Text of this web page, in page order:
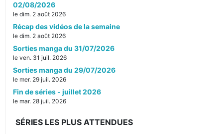
02/08/2026
le dim. 2 août 2026
Récap des vidéos de la semaine
le dim. 2 août 2026
Sorties manga du 31/07/2026
le ven. 31 juil. 2026
Sorties manga du 29/07/2026
le mer. 29 juil. 2026
Fin de séries - juillet 2026
le mar. 28 juil. 2026
SÉRIES LES PLUS ATTENDUES